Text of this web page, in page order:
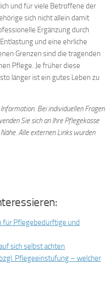
und für viele Betroffene der
sich nicht allein damit
Ergänzung durch
und eine ehrliche
Grenzen sind die tragenden
Pflege. Je früher diese
länger ist ein gutes Leben zu
Bei individuellen Fragen
Sie sich an Ihre Pflegekasse
Alle externen Links wurden
für Pflegebedürftige und
sich selbst achten
Pflegeeinstufung – welcher